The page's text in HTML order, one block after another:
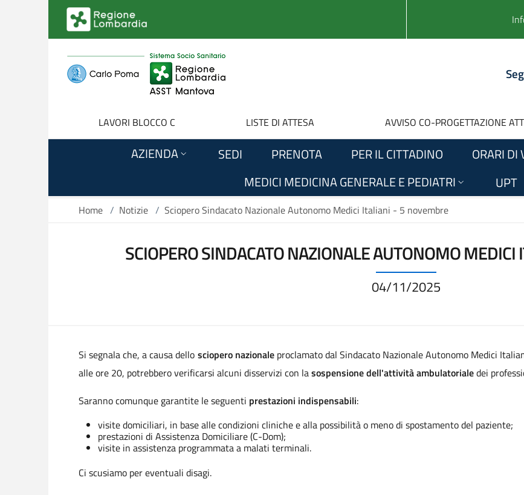
Salta al contenuto principale
LAVORI BLOCCO C LISTE DI ATTESA AVVISO CO-PROGETTAZIONE
AZIENDA SEDI PRENOTA PER IL CITTADINO ORARI DI
MEDICI MEDICINA GENERALE E PEDIATRI
UPT
Home / Notizie / Sciopero Sindacato Nazionale Autonomo Medici Italiani - 5 novembre
SCIOPERO SINDACATO NAZIONALE AUTONOMO
04/11/2025
Si segnala che, a causa dello sciopero nazionaleproclamato dal Sindacato Nazionale Autonomo Medici
alle ore 20, potrebbero verificarsi alcuni disservizi con lasospensione dell'attività ambulatorialedei
Saranno comunque garantite le seguenti prestazioni indispensabili:
visite domiciliari, in base alle condizioni cliniche e alla possibilità o meno di spostamento del paziente;
prestazioni di Assistenza Domiciliare (C-Dom);
visite in assistenza programmata a malati terminali.
Ci scusiamo per eventuali disagi.